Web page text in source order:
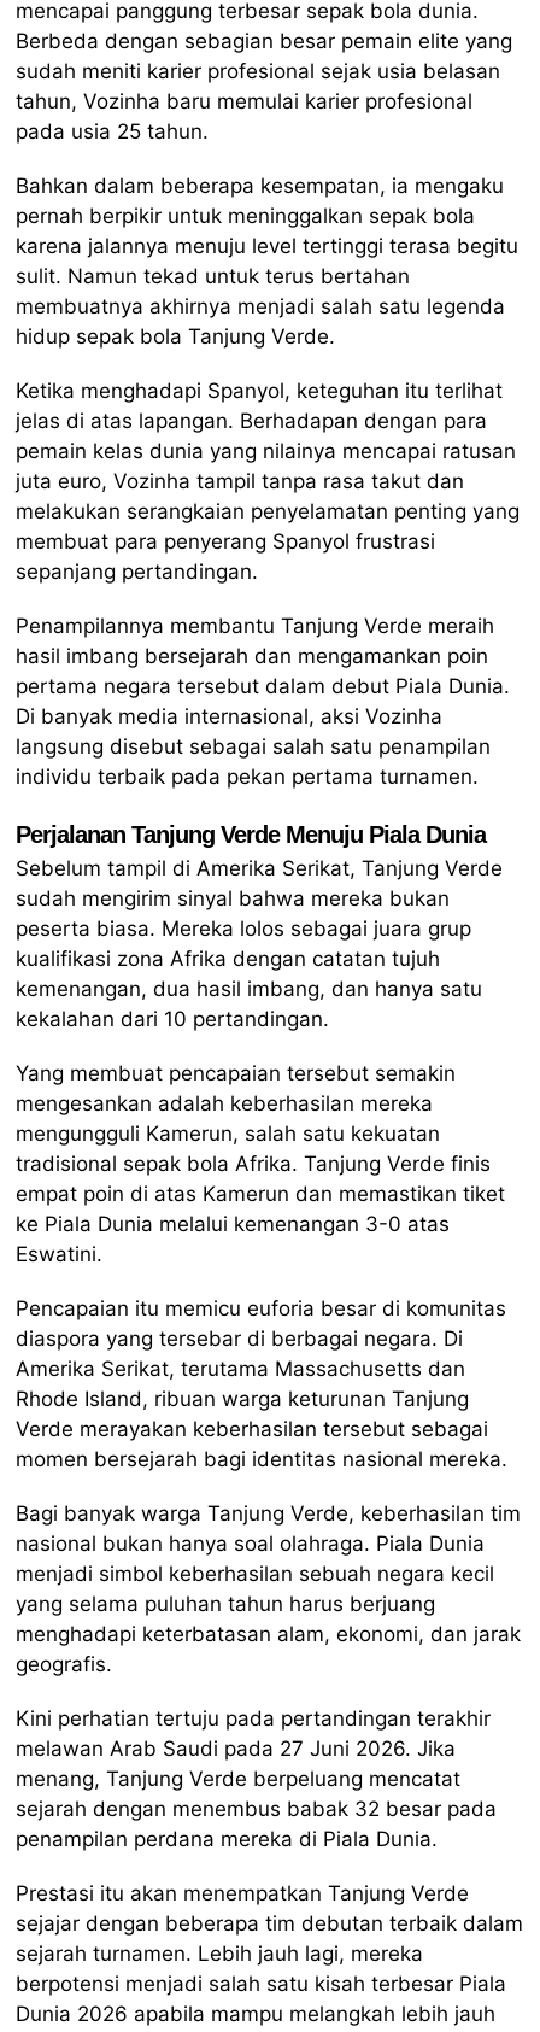
mencapai panggung terbesar sepak bola dunia.
Berbeda dengan sebagian besar pemain elite yang
sudah meniti karier profesional sejak usia belasan
tahun, Vozinha baru memulai karier profesional
pada usia 25 tahun.
Bahkan dalam beberapa kesempatan, ia mengaku
pernah berpikir untuk meninggalkan sepak bola
karena jalannya menuju level tertinggi terasa begitu
sulit. Namun tekad untuk terus bertahan
membuatnya akhirnya menjadi salah satu legenda
hidup sepak bola Tanjung Verde.
Ketika menghadapi Spanyol, keteguhan itu terlihat
jelas di atas lapangan. Berhadapan dengan para
pemain kelas dunia yang nilainya mencapai ratusan
juta euro, Vozinha tampil tanpa rasa takut dan
melakukan serangkaian penyelamatan penting yang
membuat para penyerang Spanyol frustrasi
sepanjang pertandingan.
Penampilannya membantu Tanjung Verde meraih
hasil imbang bersejarah dan mengamankan poin
pertama negara tersebut dalam debut Piala Dunia.
Di banyak media internasional, aksi Vozinha
langsung disebut sebagai salah satu penampilan
individu terbaik pada pekan pertama turnamen.
Perjalanan Tanjung Verde Menuju Piala Dunia
Sebelum tampil di Amerika Serikat, Tanjung Verde
sudah mengirim sinyal bahwa mereka bukan
peserta biasa. Mereka lolos sebagai juara grup
kualifikasi zona Afrika dengan catatan tujuh
kemenangan, dua hasil imbang, dan hanya satu
kekalahan dari 10 pertandingan.
Yang membuat pencapaian tersebut semakin
mengesankan adalah keberhasilan mereka
mengungguli Kamerun, salah satu kekuatan
tradisional sepak bola Afrika. Tanjung Verde finis
empat poin di atas Kamerun dan memastikan tiket
ke Piala Dunia melalui kemenangan 3-0 atas
Eswatini.
Pencapaian itu memicu euforia besar di komunitas
diaspora yang tersebar di berbagai negara. Di
Amerika Serikat, terutama Massachusetts dan
Rhode Island, ribuan warga keturunan Tanjung
Verde merayakan keberhasilan tersebut sebagai
momen bersejarah bagi identitas nasional mereka.
Bagi banyak warga Tanjung Verde, keberhasilan tim
nasional bukan hanya soal olahraga. Piala Dunia
menjadi simbol keberhasilan sebuah negara kecil
yang selama puluhan tahun harus berjuang
menghadapi keterbatasan alam, ekonomi, dan jarak
geografis.
Kini perhatian tertuju pada pertandingan terakhir
melawan Arab Saudi pada 27 Juni 2026. Jika
menang, Tanjung Verde berpeluang mencatat
sejarah dengan menembus babak 32 besar pada
penampilan perdana mereka di Piala Dunia.
Prestasi itu akan menempatkan Tanjung Verde
sejajar dengan beberapa tim debutan terbaik dalam
sejarah turnamen. Lebih jauh lagi, mereka
berpotensi menjadi salah satu kisah terbesar Piala
Dunia 2026 apabila mampu melangkah lebih jauh